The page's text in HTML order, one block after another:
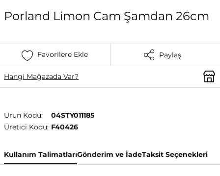
Porland Limon Cam Şamdan 26cm
Favorilere Ekle Paylaş
Hangi Mağazada Var?
Ürün Kodu:
04STY011185
Üretici Kodu: F40426
Kullanım TalimatlarıGönderim ve İadeTaksit Seçenekleri